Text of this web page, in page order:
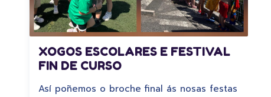
XOGOS ESCOLARES E FESTIVAL
FIN DE CURSO
Así poñemos o broche final ás nosas festas